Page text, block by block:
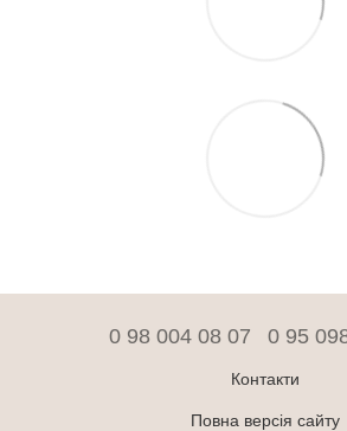
0 98 004 08 07 0 95
Контакти
Повна версія сайту